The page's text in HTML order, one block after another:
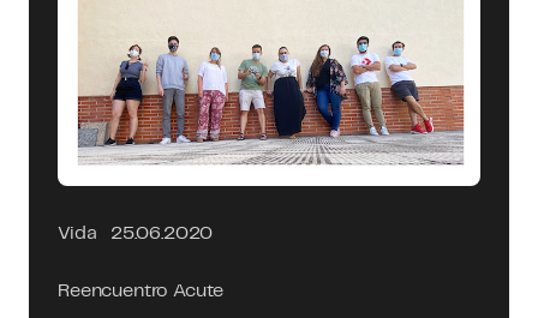
Vida 25.06.2020
Reencuentro Acute